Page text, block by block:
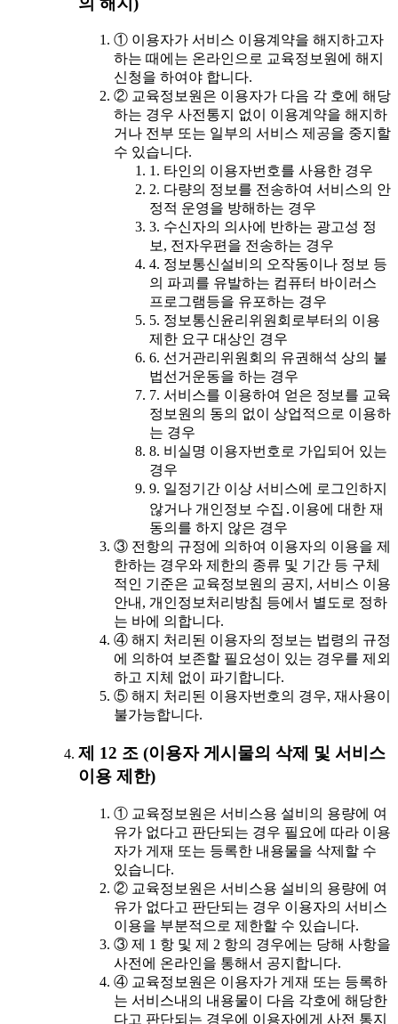
① 이용자가 서비스 이용계약을 해지하고자
하는 때에는 온라인으로 교육정보원에 해지
신청을 하여야 합니다.
② 교육정보원은 이용자가 다음 각 호에 해당
하는 경우 사전통지 없이 이용계약을 해지하
거나 전부 또는 일부의 서비스 제공을 중지할
수 있습니다.
1. 타인의 이용자번호를 사용한 경우
2. 다량의 정보를 전송하여 서비스의 안
정적 운영을 방해하는 경우
3. 수신자의 의사에 반하는 광고성 정
보, 전자우편을 전송하는 경우
4. 정보통신설비의 오작동이나 정보 등
의 파괴를 유발하는 컴퓨터 바이러스
프로그램등을 유포하는 경우
5. 정보통신윤리위원회로부터의 이용
제한 요구 대상인 경우
6. 선거관리위원회의 유권해석 상의 불
법선거운동을 하는 경우
7. 서비스를 이용하여 얻은 정보를 교육
정보원의 동의 없이 상업적으로 이용하
는 경우
8. 비실명 이용자번호로 가입되어 있는
경우
9. 일정기간 이상 서비스에 로그인하지
않거나 개인정보 수집․이용에 대한 재
동의를 하지 않은 경우
③ 전항의 규정에 의하여 이용자의 이용을 제
한하는 경우와 제한의 종류 및 기간 등 구체
적인 기준은 교육정보원의 공지, 서비스 이용
안내, 개인정보처리방침 등에서 별도로 정하
는 바에 의합니다.
④ 해지 처리된 이용자의 정보는 법령의 규정
에 의하여 보존할 필요성이 있는 경우를 제외
하고 지체 없이 파기합니다.
⑤ 해지 처리된 이용자번호의 경우, 재사용이
불가능합니다.
제 12 조 (이용자 게시물의 삭제 및 서비스
이용 제한)
① 교육정보원은 서비스용 설비의 용량에 여
유가 없다고 판단되는 경우 필요에 따라 이용
자가 게재 또는 등록한 내용물을 삭제할 수
있습니다.
② 교육정보원은 서비스용 설비의 용량에 여
유가 없다고 판단되는 경우 이용자의 서비스
이용을 부분적으로 제한할 수 있습니다.
③ 제 1 항 및 제 2 항의 경우에는 당해 사항을
사전에 온라인을 통해서 공지합니다.
④ 교육정보원은 이용자가 게재 또는 등록하
는 서비스내의 내용물이 다음 각호에 해당한
다고 판단되는 경우에 이용자에게 사전 통지